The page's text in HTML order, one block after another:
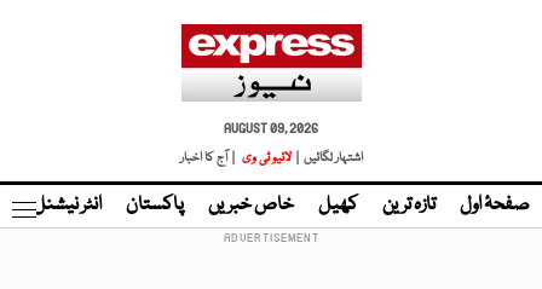
AUGUST 09, 2026
اشتہار لگائیں |
لائیو ٹی وی | آج کا اخبار
صفحۂ اول تازہ ترین کھیل خاص خبریں پاکستان انٹر نیشنل